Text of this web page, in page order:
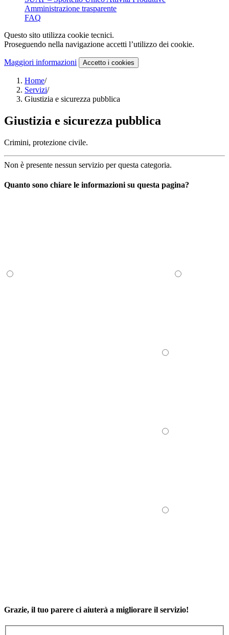
Amministrazione trasparente
FAQ
Questo sito utilizza cookie tecnici.
Proseguendo nella navigazione accetti l’utilizzo dei cookie.
Maggiori informazioni Accetto i cookies
Home/
Servizi/
Giustizia e sicurezza pubblica
Giustizia e sicurezza pubblica
Crimini, protezione civile.
Non è presente nessun servizio per questa categoria.
Quanto sono chiare le informazioni su questa pagina?
Grazie, il tuo parere ci aiuterà a migliorare il servizio!